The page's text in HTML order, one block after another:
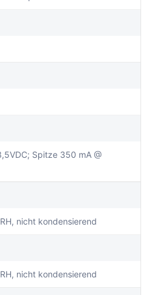
Spitze 350 mA @
nicht kondensierend
nicht kondensierend